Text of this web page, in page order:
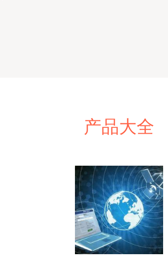
产品大全